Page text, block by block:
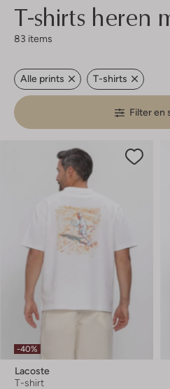
T-shirts heren
83 items
Alle prints T-shirts
Filter en
-40%
Lacoste
T-shirt